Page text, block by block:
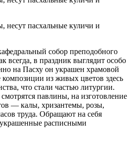
собор преподобного
в праздник выглядит особо
на Пасху он украшен храмовой
из живых цветов здесь
что стали частью литургии.
павлины, на изготовление
— калы, хризантемы, розы,
труда. Обращают на себя
расписными